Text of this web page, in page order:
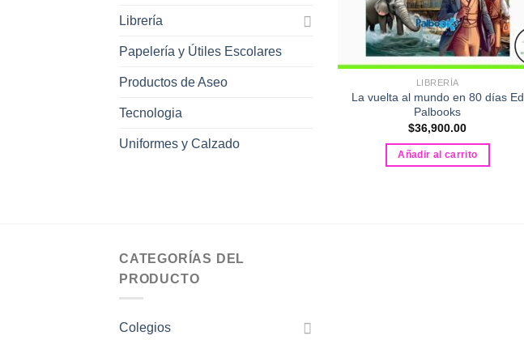
Librería
Papelería y Útiles Escolares
Productos de Aseo
Tecnologia
Uniformes y Calzado
LIBRERÍA
La vuelta al mundo en 80 días Ed
Palbooks
$36,900.00
Añadir al carrito
CATEGORÍAS DEL
PRODUCTO
Colegios